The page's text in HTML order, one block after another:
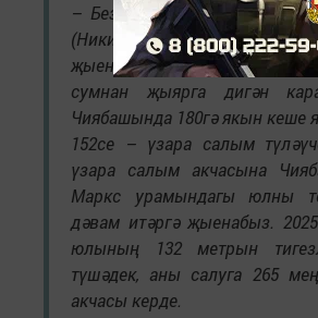
– Безнең җирлектә ике
(Никифорово) һәм
җыенында бу ел өчен үзара
сумнан җыярга дигән
Чиябашында 180гә якын
152се – үзара салым
үзара салым акчасына
Маркс урамындагы юлны
дәвам итәргә җыенабыз.
юлының 132 метрын
түшәдек, аны салуга 265
акчасы керде.